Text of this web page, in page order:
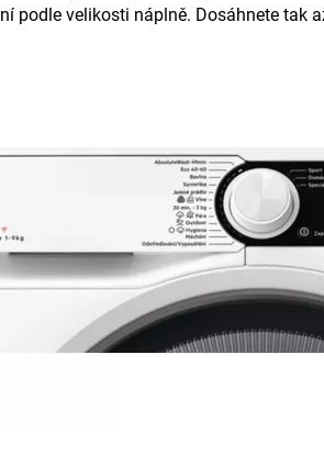
podle velikosti náplně. Dosáhnete tak